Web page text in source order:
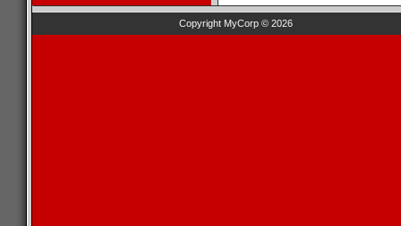
Copyright MyCorp © 2026